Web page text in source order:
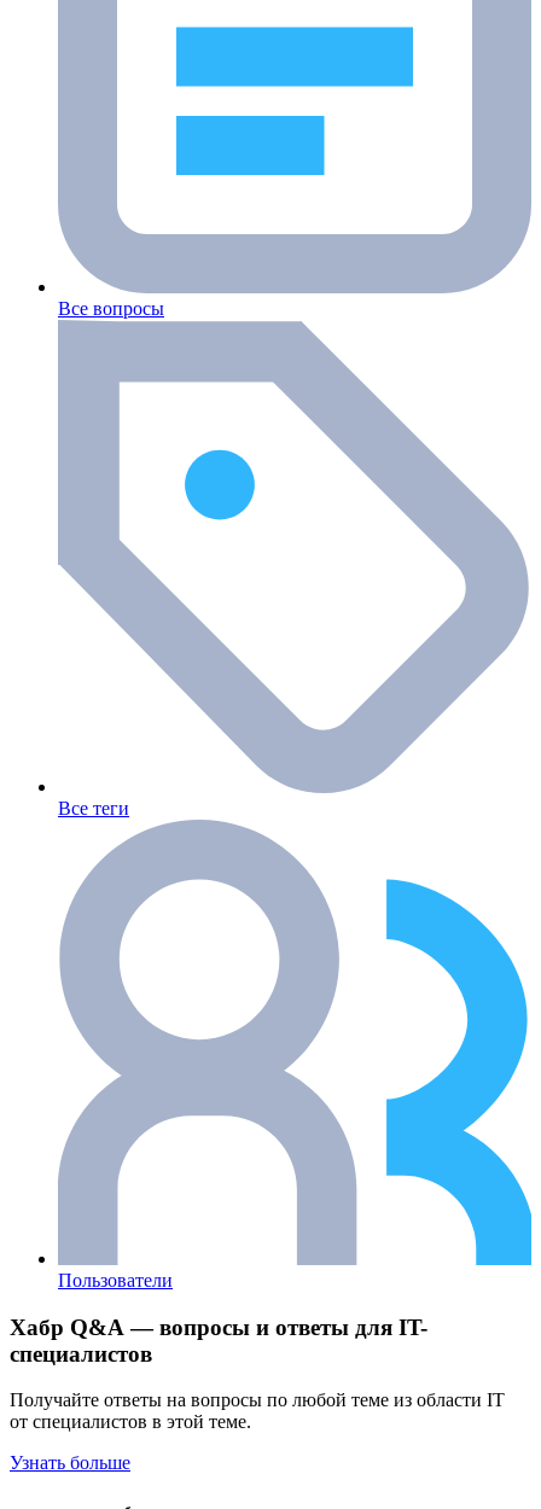
Все вопросы
Все теги
Пользователи
Хабр Q&A — вопросы и ответы для IT-
специалистов
Получайте ответы на вопросы по любой теме из области IT
от специалистов в этой теме.
Узнать больше